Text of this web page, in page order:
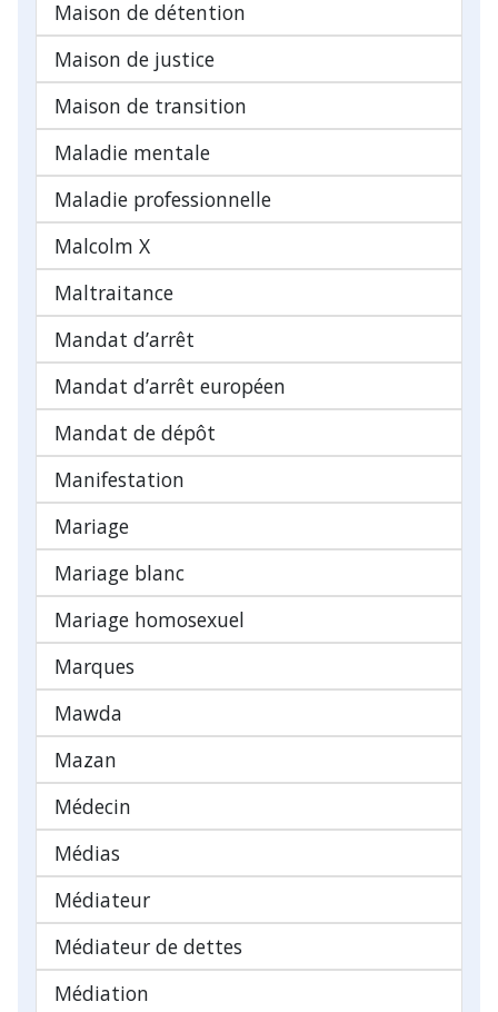
Maison de détention
Maison de justice
Maison de transition
Maladie mentale
Maladie professionnelle
Malcolm X
Maltraitance
Mandat d’arrêt
Mandat d’arrêt européen
Mandat de dépôt
Manifestation
Mariage
Mariage blanc
Mariage homosexuel
Marques
Mawda
Mazan
Médecin
Médias
Médiateur
Médiateur de dettes
Médiation